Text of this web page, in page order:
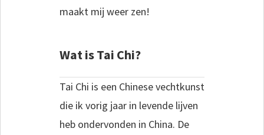
maakt mij weer zen!
Wat is Tai Chi?
Tai Chi is een Chinese vechtkunst
die ik vorig jaar in levende lijven
heb ondervonden in China. De